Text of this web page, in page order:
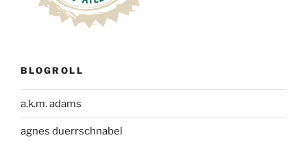
BLOGROLL
a.k.m. adams
agnes duerrschnabel